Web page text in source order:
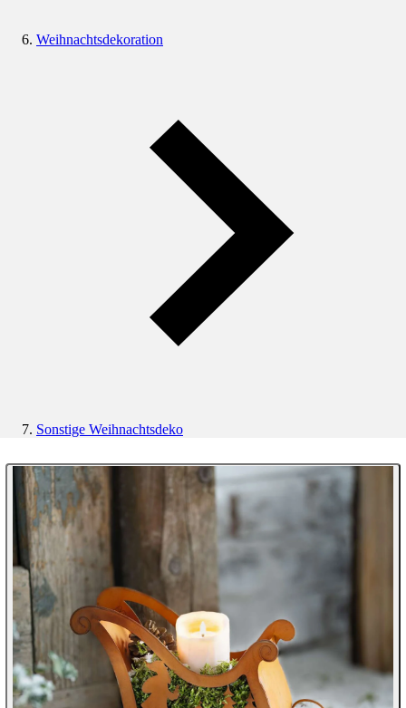
Weihnachtsdekoration
Sonstige Weihnachtsdeko